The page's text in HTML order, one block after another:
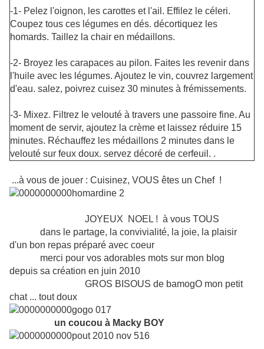
-1- Pelez l'oignon, les carottes et l'ail. Effilez le céleri.
Coupez tous ces légumes en dés. décortiquez les
homards. Taillez la chair en médaillons.
-2- Broyez les carapaces au pilon. Faites les revenir dans
l'huile avec les légumes. Ajoutez le vin, couvrez largement
d'eau. salez, poivrez cuisez 30 minutes à frémissements.
-3- Mixez. Filtrez le velouté à travers une passoire fine. Au
moment de servir, ajoutez la crème et laissez réduire 15
minutes. Réchauffez les médaillons 2 minutes dans le
velouté sur feux doux. servez décoré de cerfeuil. .
...à vous de jouer : Cuisinez, VOUS êtes un Chef !
JOYEUX NOEL ! à vous TOUS
dans le partage, la convivialité, la joie, la plaisir
d'un bon repas préparé avec coeur
merci pour vos adorables mots sur mon blog
depuis sa création en juin 2010
GROS BISOUS de bamogO mon petit
chat ... tout doux
un coucou à Macky BOY